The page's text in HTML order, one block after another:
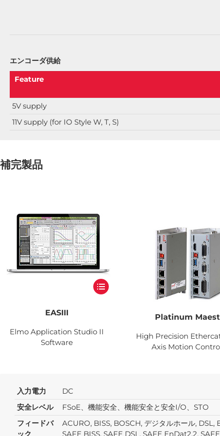
エンコーダ供給
Feature
5V supply
11V supply (for IO Style W, T, S)
補完製品
EASIII
Elmo Application Studio II
Software
Platinum
High Precision
Axis Motion
入力電力
DC
安全レベル
FSoE、機能安全、機能安全と安全I/O、STO
フィードバ
ック
ACURO, BISS, BOSCH, デジタルホール,
SAFE BISS, SAFE DSL, SAFE EnDat2.2,